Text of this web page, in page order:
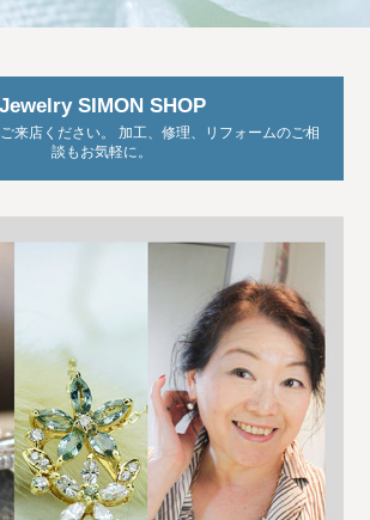
Jewelry SIMON SHOP
来店ください。 加工、修理、リフォームのご相
談もお気軽に。